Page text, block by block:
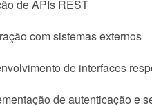
de APIs REST
com sistemas externos
de interfaces
de autenticação e